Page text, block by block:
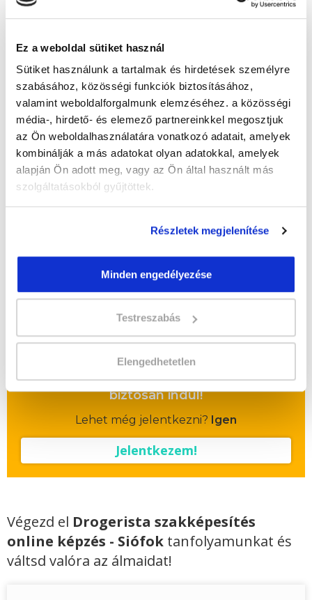
Ez a weboldal sütiket használ
Sütiket használunk a tartalmak és hirdetések személyre
szabásához, közösségi funkciók biztosításához,
valamint weboldalforgalmunk elemzéséhez. a közösségi
média-, hirdető- és elemező partnereinkkel megosztjuk
az Ön weboldalhasználatára vonatkozó adatait, amelyek
kombinálják a más adatokat olyan adatokkal, amelyek
alapján Ön adott meg, vagy az Ön által használt más
szolgáltatásokból gyűjtöttek.
Részletek megjelenítése
Minden engedélyezése
Testreszabás
Elengedhetetlen
+36302262580
" J " csoport
46 nap az indulásig!
2026-09-23
egyösszegű befizetés esetén + minden
hallgatónk részére ajándék Pénztárgép helyes
kezelése tanfolyam 49.990 Ft értékben!
60 000 Ft
A csoport a meghirdetett időpontban
biztosan indul!
Lehet még jelentkezni? Igen
Jelentkezem!
Végezd el Drogerista szakképesítés
online képzés - Siófok tanfolyamunkat és
váltsd valóra az álmaidat!